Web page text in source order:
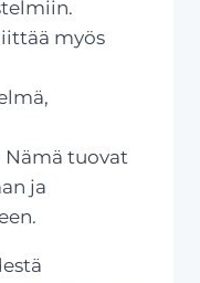
myös
Nämä tuovat
ja